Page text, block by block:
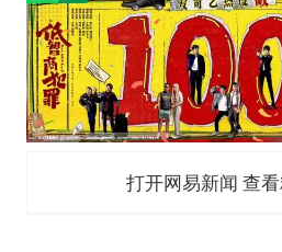
白海豚
打开网易新闻 查